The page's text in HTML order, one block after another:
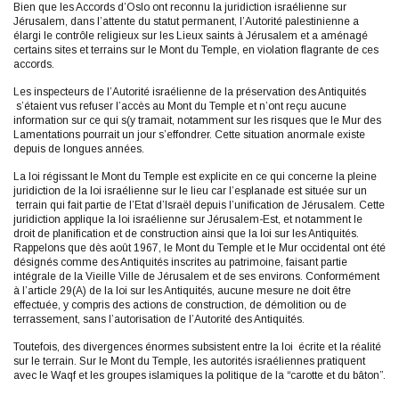
Bien que les Accords d’Oslo ont reconnu la juridiction israélienne sur
Jérusalem, dans l’attente du statut permanent, l’Autorité palestinienne a
élargi le contrôle religieux sur les Lieux saints à Jérusalem et a aménagé
certains sites et terrains sur le Mont du Temple, en violation flagrante de ces
accords.
Les inspecteurs de l’Autorité israélienne de la préservation des Antiquités
s’étaient vus refuser l’accès au Mont du Temple et n’ont reçu aucune
information sur ce qui s(y tramait, notamment sur les risques que le Mur des
Lamentations pourrait un jour s’effondrer. Cette situation anormale existe
depuis de longues années.
La loi régissant le Mont du Temple est explicite en ce qui concerne la pleine
juridiction de la loi israélienne sur le lieu car l’esplanade est située sur un
terrain qui fait partie de l’Etat d’Israël depuis l’unification de Jérusalem. Cette
juridiction applique la loi israélienne sur Jérusalem-Est, et notamment le
droit de planification et de construction ainsi que la loi sur les Antiquités.
Rappelons que dès août 1967, le Mont du Temple et le Mur occidental ont été
désignés comme des Antiquités inscrites au patrimoine, faisant partie
intégrale de la Vieille Ville de Jérusalem et de ses environs. Conformément
à l’article 29(A) de la loi sur les Antiquités, aucune mesure ne doit être
effectuée, y compris des actions de construction, de démolition ou de
terrassement, sans l’autorisation de l’Autorité des Antiquités.
Toutefois, des divergences énormes subsistent entre la loi écrite et la réalité
sur le terrain. Sur le Mont du Temple, les autorités israéliennes pratiquent
avec le Waqf et les groupes islamiques la politique de la “carotte et du bâton”.